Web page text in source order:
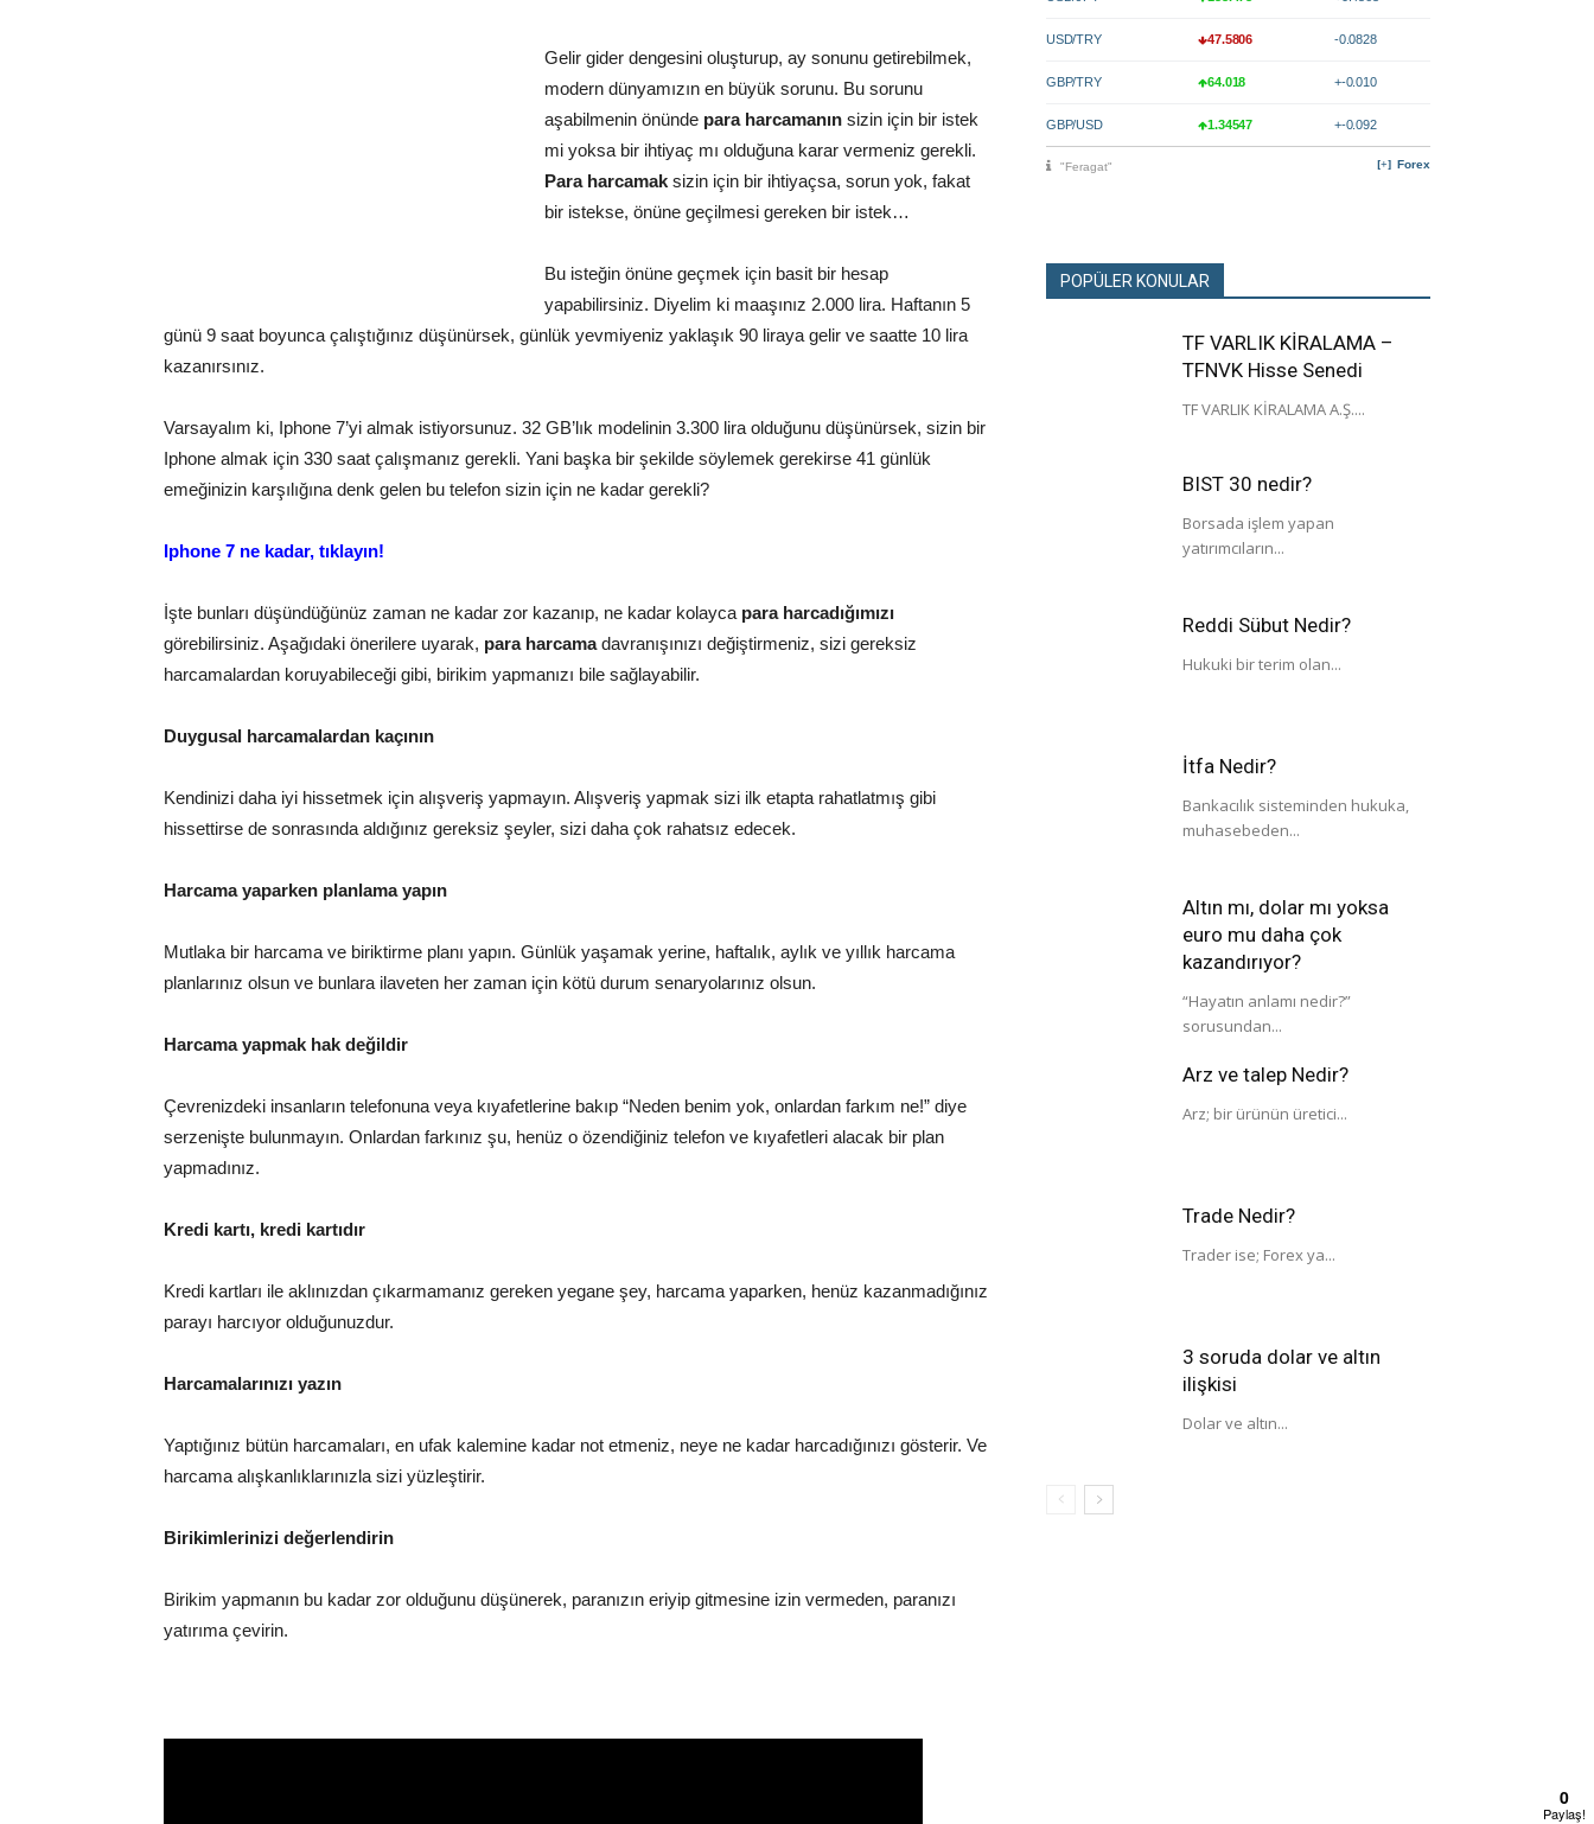
Gelir gider dengesini oluşturup, ay sonunu getirebilmek,
modern dünyamızın en büyük sorunu. Bu sorunu
aşabilmenin önünde para harcamanın sizin için bir istek
mi yoksa bir ihtiyaç mı olduğuna karar vermeniz gerekli.
Para harcamak sizin için bir ihtiyaçsa, sorun yok, fakat
bir istekse, önüne geçilmesi gereken bir istek…
Bu isteğin önüne geçmek için basit bir hesap
yapabilirsiniz. Diyelim ki maaşınız 2.000 lira. Haftanın 5
günü 9 saat boyunca çalıştığınız düşünürsek, günlük yevmiyeniz yaklaşık 90 liraya gelir ve saatte 10 lira
kazanırsınız.
Varsayalım ki, Iphone 7’yi almak istiyorsunuz. 32 GB’lık modelinin 3.300 lira olduğunu düşünürsek, sizin bir
Iphone almak için 330 saat çalışmanız gerekli. Yani başka bir şekilde söylemek gerekirse 41 günlük
emeğinizin karşılığına denk gelen bu telefon sizin için ne kadar gerekli?
Iphone 7 ne kadar, tıklayın!
İşte bunları düşündüğünüz zaman ne kadar zor kazanıp, ne kadar kolayca para harcadığımızı
görebilirsiniz. Aşağıdaki önerilere uyarak, para harcamadavranışınızı değiştirmeniz, sizi gereksiz
harcamalardan koruyabileceği gibi, birikim yapmanızı bile sağlayabilir.
Duygusal harcamalardan kaçının
Kendinizi daha iyi hissetmek için alışveriş yapmayın. Alışveriş yapmak sizi ilk etapta rahatlatmış gibi
hissettirse de sonrasında aldığınız gereksiz şeyler, sizi daha çok rahatsız edecek.
Harcama yaparken planlama yapın
Mutlaka bir harcama ve biriktirme planı yapın. Günlük yaşamak yerine, haftalık, aylık ve yıllık harcama
planlarınız olsun ve bunlara ilaveten her zaman için kötü durum senaryolarınız olsun.
Harcama yapmak hak değildir
Çevrenizdeki insanların telefonuna veya kıyafetlerine bakıp “Neden benim yok, onlardan farkım ne!” diye
serzenişte bulunmayın. Onlardan farkınız şu, henüz o özendiğiniz telefon ve kıyafetleri alacak bir plan
yapmadınız.
Kredi kartı, kredi kartıdır
Kredi kartları ile aklınızdan çıkarmamanız gereken yegane şey, harcama yaparken, henüz kazanmadığınız
parayı harcıyor olduğunuzdur.
Harcamalarınızı yazın
Yaptığınız bütün harcamaları, en ufak kalemine kadar not etmeniz, neye ne kadar harcadığınızı gösterir. Ve
harcama alışkanlıklarınızla sizi yüzleştirir.
Birikimlerinizi değerlendirin
Birikim yapmanın bu kadar zor olduğunu düşünerek, paranızın eriyip gitmesine izin vermeden, paranızı
yatırıma çevirin.
USD/TRY 47.5806 -0.0828
GBP/TRY 64.018 +-0.010
GBP/USD 1.34547 +-0.092
Forex
"Feragat"
POPÜLER KONULAR
TF VARLIK KİRALAMA –
TFNVK Hisse Senedi
TF VARLIK KİRALAMA A.Ş....
BIST 30 nedir?
Borsada işlem yapan
yatırımcıların...
Reddi Sübut Nedir?
Hukuki bir terim olan...
İtfa Nedir?
Bankacılık sisteminden hukuka,
muhasebeden...
Altın mı, dolar mı yoksa
euro mu daha çok
kazandırıyor?
“Hayatın anlamı nedir?”
sorusundan...
Arz ve talep Nedir?
Arz; bir ürünün üretici...
Trade Nedir?
Trader ise; Forex ya...
3 soruda dolar ve altın
ilişkisi
Dolar ve altın...
0
Paylaş!